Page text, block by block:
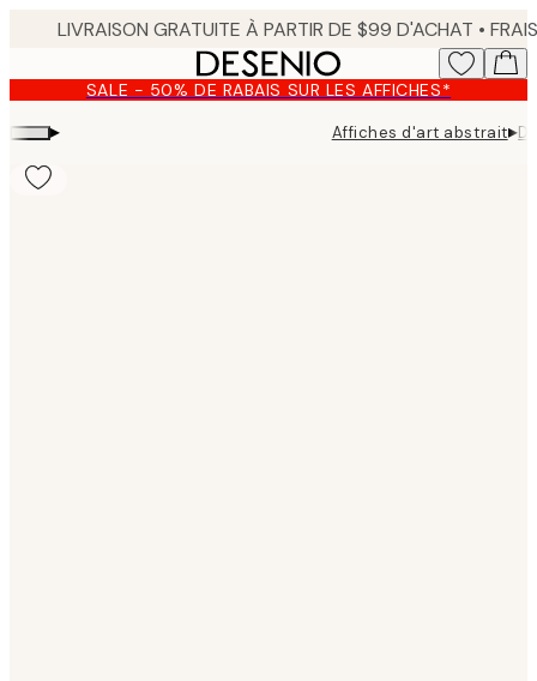
content.SALE - 50% DE RABAIS SUR LES AFFICHES*
▸ Affiches d'art abstrait▸